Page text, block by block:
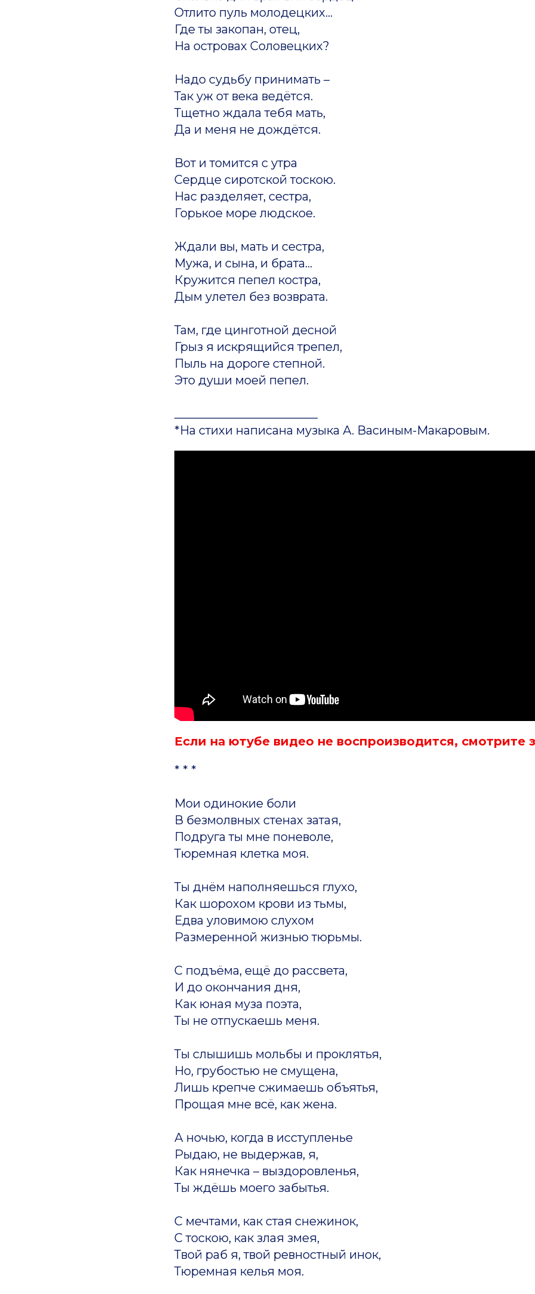
Отлито пуль молодецких...
Где ты закопан, отец,
На островах Соловецких?
Надо судьбу принимать –
Так уж от века ведётся.
Тщетно ждала тебя мать,
Да и меня не дождётся.
Вот и томится с утра
Сердце сиротской тоскою.
Нас разделяет, сестра,
Горькое море людское.
Ждали вы, мать и сестра,
Мужа, и сына, и брата...
Кружится пепел костра,
Дым улетел без возврата.
Там, где цинготной десной
Грыз я искрящийся трепел,
Пыль на дороге степной.
Это души моей пепел.
*На стихи написана музыка А. Васиным-Макаровым.
Если на ютубе видео не воспроизводится, смотрите
* * *
Мои одинокие боли
В безмолвных стенах затая,
Подруга ты мне поневоле,
Тюремная клетка моя.
Ты днём наполняешься глухо,
Как шорохом крови из тьмы,
Едва уловимою слухом
Размеренной жизнью тюрьмы.
С подъёма, ещё до рассвета,
И до окончания дня,
Как юная муза поэта,
Ты не отпускаешь меня.
Ты слышишь мольбы и проклятья,
Но, грубостью не смущена,
Лишь крепче сжимаешь объятья,
Прощая мне всё, как жена.
А ночью, когда в исступленье
Рыдаю, не выдержав, я,
Как нянечка – выздоровленья,
Ты ждёшь моего забытья.
С мечтами, как стая снежинок,
С тоскою, как злая змея,
Твой раб я, твой ревностный инок,
Тюремная келья моя.